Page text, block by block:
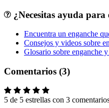
¿Necesitas ayuda
Encuentra un enganche
Consejos y videos sobre
Glosario sobre enganche
Comentarios (3)
5 de 5 estrellas con 3